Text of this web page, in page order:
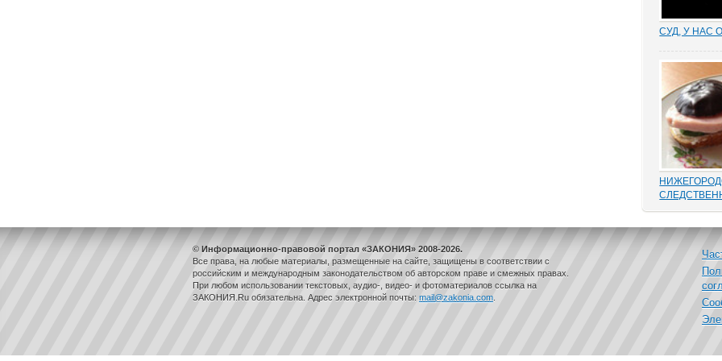
СУД, У НАС
результат
добиться
маховик
площадках
В этом деле
папке
одного и
дела, до
законам...
© Информационно-правовой портал «ЗАКОНИЯ» 2008-2026.
Все права, на любые материалы, размещенные на сайте, защищены в соответствии с
российским и международным законодательством об авторском праве и смежных правах.
При любом использовании текстовых, аудио-, видео- и фотоматериалов ссылка на
ЗАКОНИЯ.Ru обязательна. Адрес электронной почты: mail@zakonia.com